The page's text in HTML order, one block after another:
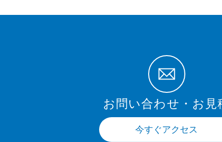
お問い合わせ・お見
今すぐアクセス